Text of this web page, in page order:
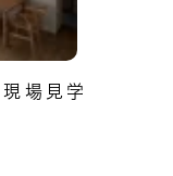
場見学